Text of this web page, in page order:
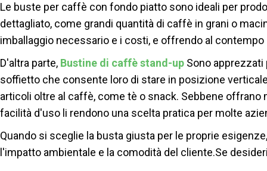
Le buste per caffè con fondo piatto sono ideali per
dettagliato, come grandi quantità di caffè in grani o
imballaggio necessario e i costi, e offrendo al
D'altra parte, Bustine di caffè stand-up Sono apprezzati
soffietto che consente loro di stare in posizione
articoli oltre al caffè, come tè o snack. Sebbene
facilità d'uso li rendono una scelta pratica per molte
Quando si sceglie la busta giusta per le proprie
l'impatto ambientale e la comodità del cliente.Se